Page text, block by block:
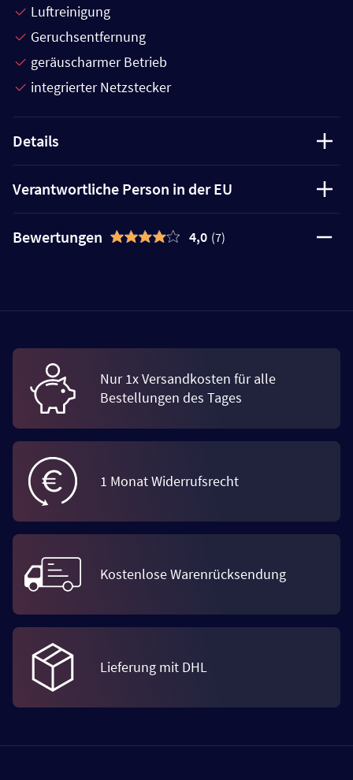
Luftreinigung
Geruchsentfernung
geräuscharmer Betrieb
integrierter Netzstecker
Details
Verantwortliche Person in der EU
Bewertungen 4,0 (7)
Nur 1x Versandkosten für alle
Bestellungen des Tages
1 Monat Widerrufsrecht
Kostenlose Warenrücksendung
Lieferung mit DHL